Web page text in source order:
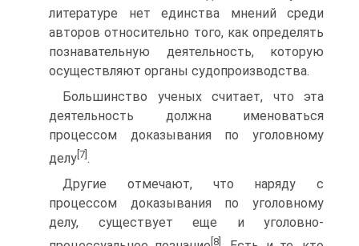
литературе нет единства мнений среди
авторов относительно того, как определять
познавательную деятельность, которую
осуществляют органы судопроизводства.
Большинство ученых считает, что эта
деятельность должна именоваться
процессом доказывания по уголовному
делу [7] .
Другие отмечают, что наряду с
процессом доказывания по уголовному
делу, существует еще и уголовно-
[8]